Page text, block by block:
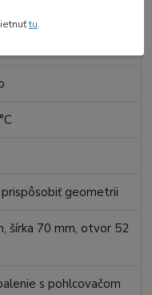
geometrii
šírka 70 mm, otvor 52
s pohlcovačom
tu.